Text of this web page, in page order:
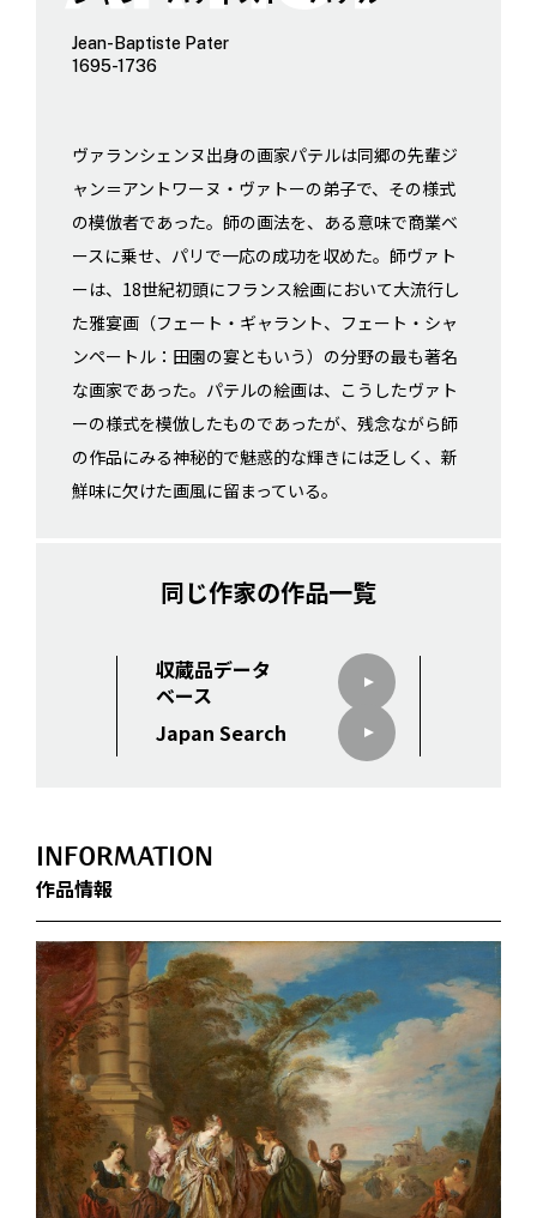
Jean-Baptiste Pater
1695-1736
ヴァランシェンヌ出身の画家パテルは同郷の先輩ジ
ャン＝アントワーヌ・ヴァトーの弟子で、その様式
の模倣者であった。師の画法を、ある意味で商業ベ
ースに乗せ、パリで一応の成功を収めた。師ヴァト
ーは、18世紀初頭にフランス絵画において大流行し
た雅宴画（フェート・ギャラント、フェート・シャ
ンペートル：田園の宴ともいう）の分野の最も著名
な画家であった。パテルの絵画は、こうしたヴァト
ーの様式を模倣したものであったが、残念ながら師
の作品にみる神秘的で魅惑的な輝きには乏しく、新
鮮味に欠けた画風に留まっている。
同じ作家の作品一覧
収蔵品データ
ベース
Japan Search
INFORMATION
作品情報